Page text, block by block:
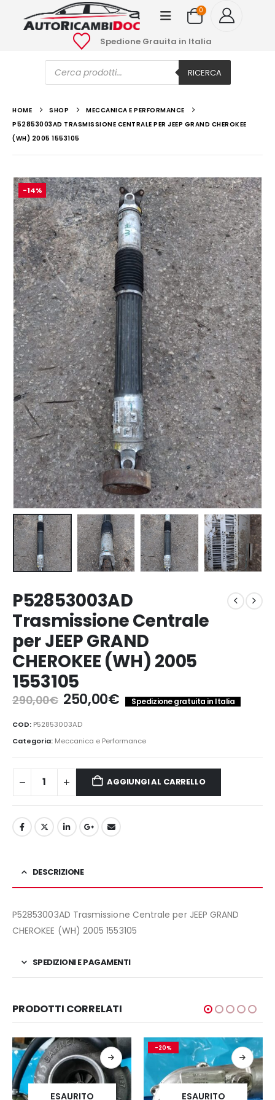
0
Spedione Grauita in Italia
Ricerca
prodotti RICERCA
HOME SHOP
MECCANICA E PERFORMANCE
P52853003AD TRASMISSIONE CENTRALE PER JEEP GRAND CHEROKEE
(WH) 2005 1553105
-14%
P52853003AD
Trasmissione Centrale
per JEEP GRAND
CHEROKEE (WH) 2005
1553105
290,00€ Il
prezzo
originale
era:
290,00€.
250,00€Il
prezzo
è:
250,00€.
Spedizione gratuita in Italia
COD: P52853003AD
Categoria: Meccanica e Performance
AGGIUNGI AL CARRELLO
DESCRIZIONE
P52853003AD Trasmissione Centrale per JEEP GRAND
CHEROKEE (WH) 2005 1553105
SPEDIZIONI E PAGAMENTI
PRODOTTI CORRELATI
ESAURITO
-20%
ESAURITO